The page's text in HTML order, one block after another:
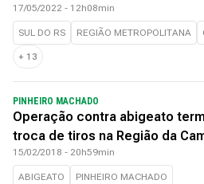
17/05/2022 - 12h08min
SUL DO RS REGIÃO METROPOLITANA
+ 13
PINHEIRO MACHADO
Operação contra abigeato
troca de tiros na Região da
15/02/2018 - 20h59min
ABIGEATO PINHEIRO MACHADO